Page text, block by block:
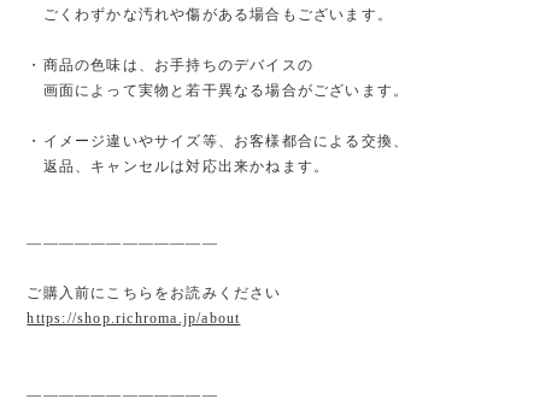
ごくわずかな汚れや傷がある場合もございます。
・商品の色味は、お手持ちのデバイスの
画面によって実物と若干異なる場合がございます。
・イメージ違いやサイズ等、お客様都合による交換、
返品、キャンセルは対応出来かねます。
————————————
ご購入前にこちらをお読みください
https://shop.richroma.jp/about
————————————